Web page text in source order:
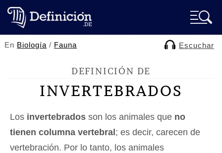
En Biología / Fauna Escuchar
DEFINICIÓN DE
INVERTEBRADOS
Los invertebrados son los animales que no
tienen columna vertebral ; es decir, carecen de
vertebración. Por lo tanto, los animales